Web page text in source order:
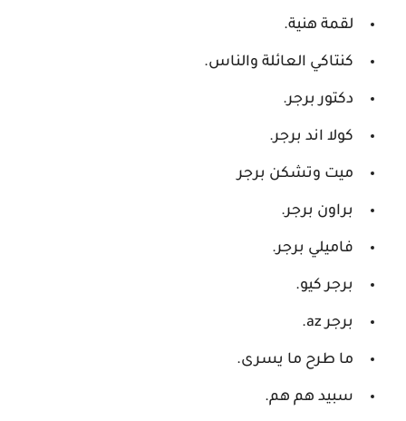
لقمة هنية.
كنتاكي العائلة والناس.
دكتور برجر.
كولا اند برجر.
ميت وتشكن برجر
براون برجر.
فاميلي برجر.
برجر كيو.
برجر az.
ما طرح ما يسرى.
سبيد هم هم.